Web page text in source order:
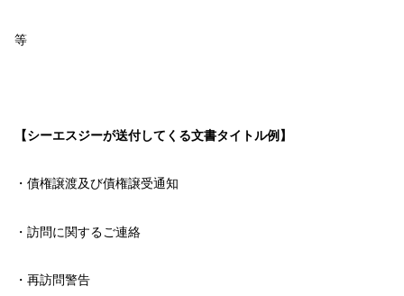
等
【シーエスジーが送付してくる文書タイトル例】
・債権譲渡及び債権譲受通知
・訪問に関するご連絡
・再訪問警告